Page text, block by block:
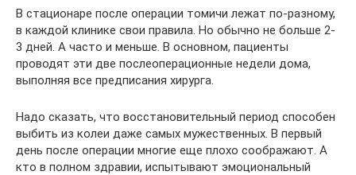
В стационаре после операции томичи лежат по-разному,
в каждой клинике свои правила. Но обычно не больше 2-
3 дней. А часто и меньше. В основном, пациенты
проводят эти две послеоперационные недели дома,
выполняя все предписания хирурга.
Надо сказать, что восстановительный период способен
выбить из колеи даже самых мужественных. В первый
день после операции многие еще плохо соображают. А
кто в полном здравии, испытывают эмоциональный